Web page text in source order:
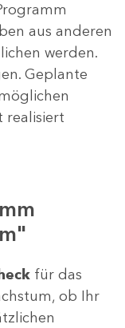
aus anderen
werden.
Geplante
realisiert
für das
ob Ihr